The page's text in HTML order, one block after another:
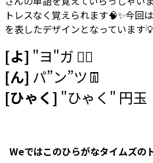
トレスなく覚えられます🧠✨今回
を表したデザインとなっています
[よ] "ヨ"ガ 🧘‍♀️
[ん] パ”ン”ツ👖
[ひゃく] "ひゃく" 円玉
Weではこのひらがなタイムズの